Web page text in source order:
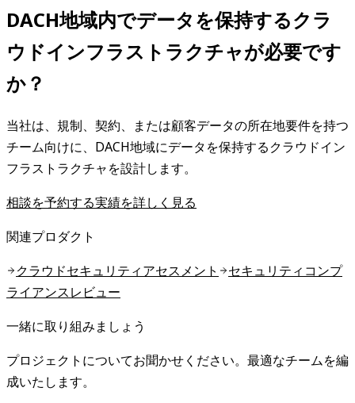
DACH地域内でデータを保持するクラ
ウドインフラストラクチャが必要です
か？
当社は、規制、契約、または顧客データの所在地要件を持つ
チーム向けに、DACH地域にデータを保持するクラウドイン
フラストラクチャを設計します。
相談を予約する実績を詳しく見る
関連プロダクト
クラウドセキュリティアセスメント
セキュリティコンプ
ライアンスレビュー
一緒に取り組みましょう
プロジェクトについてお聞かせください。最適なチームを編
成いたします。